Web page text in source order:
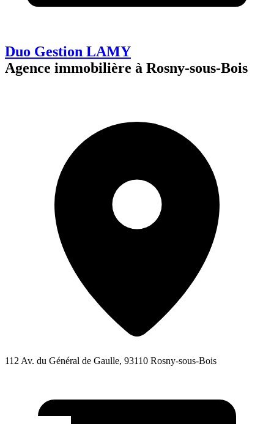
Duo Gestion LAMY
Agence immobilière à Rosny-sous-Bois
112 Av. du Général de Gaulle, 93110 Rosny-sous-Bois